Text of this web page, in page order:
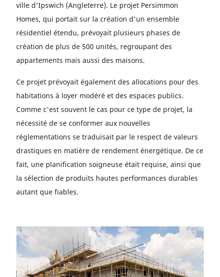
ville d'Ipswich (Angleterre). Le projet Persimmon
Homes, qui portait sur la création d'un ensemble
résidentiel étendu, prévoyait plusieurs phases de
création de plus de 500 unités, regroupant des
appartements mais aussi des maisons.
Ce projet prévoyait également des allocations pour des
habitations à loyer modéré et des espaces publics.
Comme c'est souvent le cas pour ce type de projet, la
nécessité de se conformer aux nouvelles
réglementations se traduisait par le respect de valeurs
drastiques en matière de rendement énergétique. De ce
fait, une planification soigneuse était requise, ainsi que
la sélection de produits hautes performances durables
autant que fiables.